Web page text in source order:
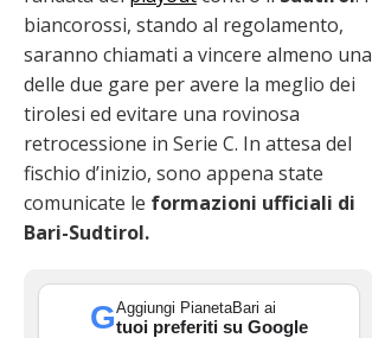
biancorossi, stando al regolamento,
saranno chiamati a vincere almeno una
delle due gare per avere la meglio dei
tirolesi ed evitare una rovinosa
retrocessione in Serie C. In attesa del
fischio d’inizio, sono appena state
comunicate le formazioni ufficiali di
Bari-Sudtirol.
GAggiungi PianetaBari ai
tuoi preferiti su Google